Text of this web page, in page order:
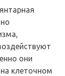
они
клеточном